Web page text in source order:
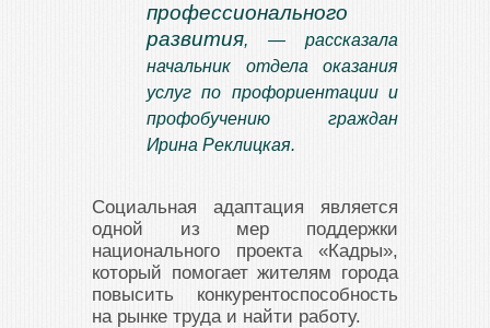
профессионального
развития, — рассказала
начальник отдела оказания
услуг по профориентации и
профобучению граждан
Ирина Реклицкая.
Социальная адаптация является
одной из мер поддержки
национального проекта «Кадры»,
который помогает жителям города
повысить конкурентоспособность
на рынке труда и найти работу.